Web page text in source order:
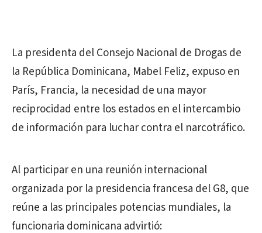
La presidenta del Consejo Nacional de Drogas de
la República Dominicana, Mabel Feliz, expuso en
París, Francia, la necesidad de una mayor
reciprocidad entre los estados en el intercambio
de información para luchar contra el narcotráfico.
Al participar en una reunión internacional
organizada por la presidencia francesa del G8, que
reúne a las principales potencias mundiales, la
funcionaria dominicana advirtió: